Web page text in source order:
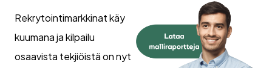
Rekrytointimarkkinat käy
kuumana ja kilpailu
osaavista tekjiöistä on nyt